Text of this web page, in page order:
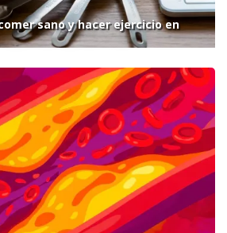
sano y hacer ejercicio en